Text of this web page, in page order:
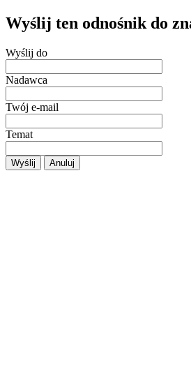
Wyślij ten odnośnik do
Wyślij do
Nadawca
Twój e-mail
Temat
Wyślij Anuluj